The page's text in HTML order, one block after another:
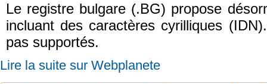
Le registre bulgare (.BG) propose
incluant des caractères cyrilliques
pas supportés.
Lire la suite sur Webplanete